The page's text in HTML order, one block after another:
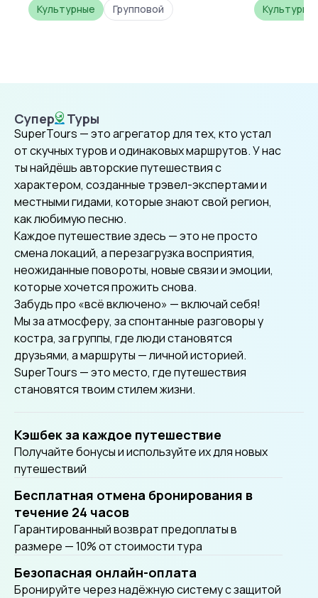
Культурные
Групповой
Супер Туры
SuperTours
SuperTours — это агрегатор для тех, кто устал
от скучных туров и одинаковых маршрутов. У нас
ты найдёшь авторские путешествия с
характером, созданные трэвел-экспертами и
местными гидами, которые знают свой регион,
как любимую песню.
Каждое путешествие здесь — это не просто
смена локаций, а перезагрузка восприятия,
неожиданные повороты, новые связи и эмоции,
которые хочется прожить снова.
Забудь про «всё включено» — включай себя!
Мы за атмосферу, за спонтанные разговоры у
костра, за группы, где люди становятся
друзьями, а маршруты — личной историей.
SuperTours — это место, где путешествия
становятся твоим стилем жизни.
Кэшбек за каждое путешествие
Получайте бонусы и используйте их для новых
путешествий
Бесплатная отмена бронирования в
течение 24 часов
Гарантированный возврат предоплаты в
размере — 10% от стоимости тура
Безопасная онлайн-оплата
Бронируйте через надёжную систему с защитой